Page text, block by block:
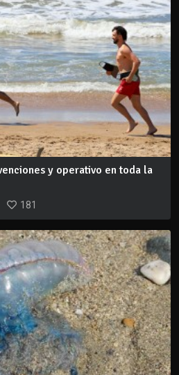
y operativo en toda la
181